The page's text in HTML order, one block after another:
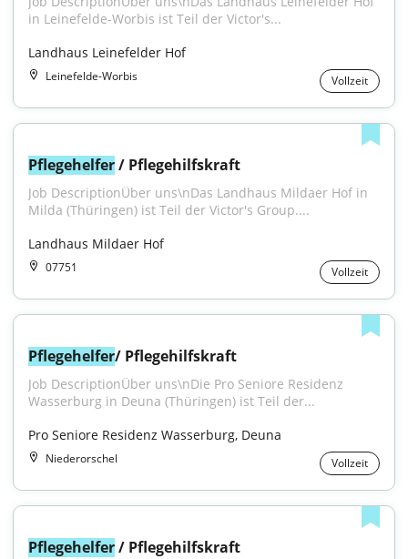
in Leinefelde-Worbis ist Teil der Victor's...
Landhaus Leinefelder Hof
Leinefelde-Worbis Vollzeit
Pflegehelfer / Pflegehilfskraft
Job DescriptionÜber uns\nDas Landhaus Mildaer Hof in
Milda (Thüringen) ist Teil der Victor's Group....
Landhaus Mildaer Hof
07751 Vollzeit
Pflegehelfer/ Pflegehilfskraft
Job DescriptionÜber uns\nDie Pro Seniore Residenz
Wasserburg in Deuna (Thüringen) ist Teil der...
Pro Seniore Residenz Wasserburg, Deuna
Niederorschel Vollzeit
Pflegehelfer / Pflegehilfskraft